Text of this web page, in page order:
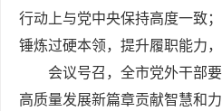
行动上与党中央保持高度一致
锤炼过硬本领，提升履职能力
会议号召，全市党外干部
高质量发展新篇章贡献智慧和